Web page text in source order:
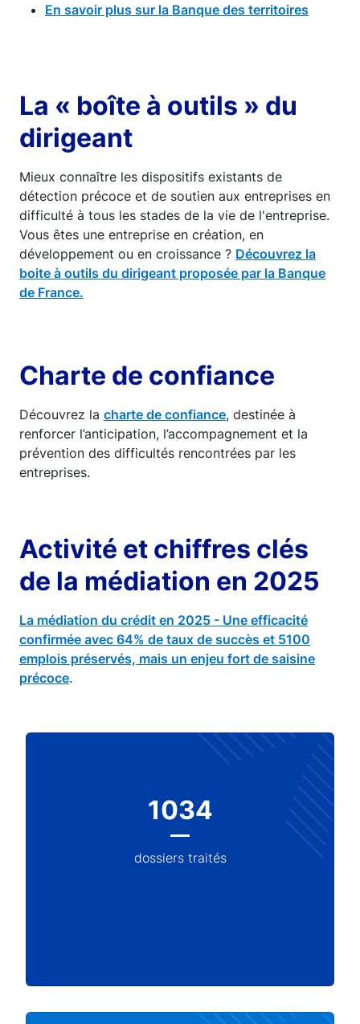
En savoir plus sur la Banque des territoires
La « boîte à outils » du
dirigeant
Mieux connaître les dispositifs existants de
détection précoce et de soutien aux entreprises en
difficulté à tous les stades de la vie de l'entreprise.
Vous êtes une entreprise en création, en
développement ou en croissance ? Découvrez la
boite à outils du dirigeant proposée par la Banque
de France.
Charte de confiance
Découvrez la charte de confiance, destinée à
renforcer l’anticipation, l’accompagnement et la
prévention des difficultés rencontrées par les
entreprises.
Activité et chiffres clés
de la médiation en 2025
La médiation du crédit en 2025 - Une efficacité
confirmée avec 64% de taux de succès et 5100
emplois préservés, mais un enjeu fort de saisine
précoce.
1034
dossiers traités